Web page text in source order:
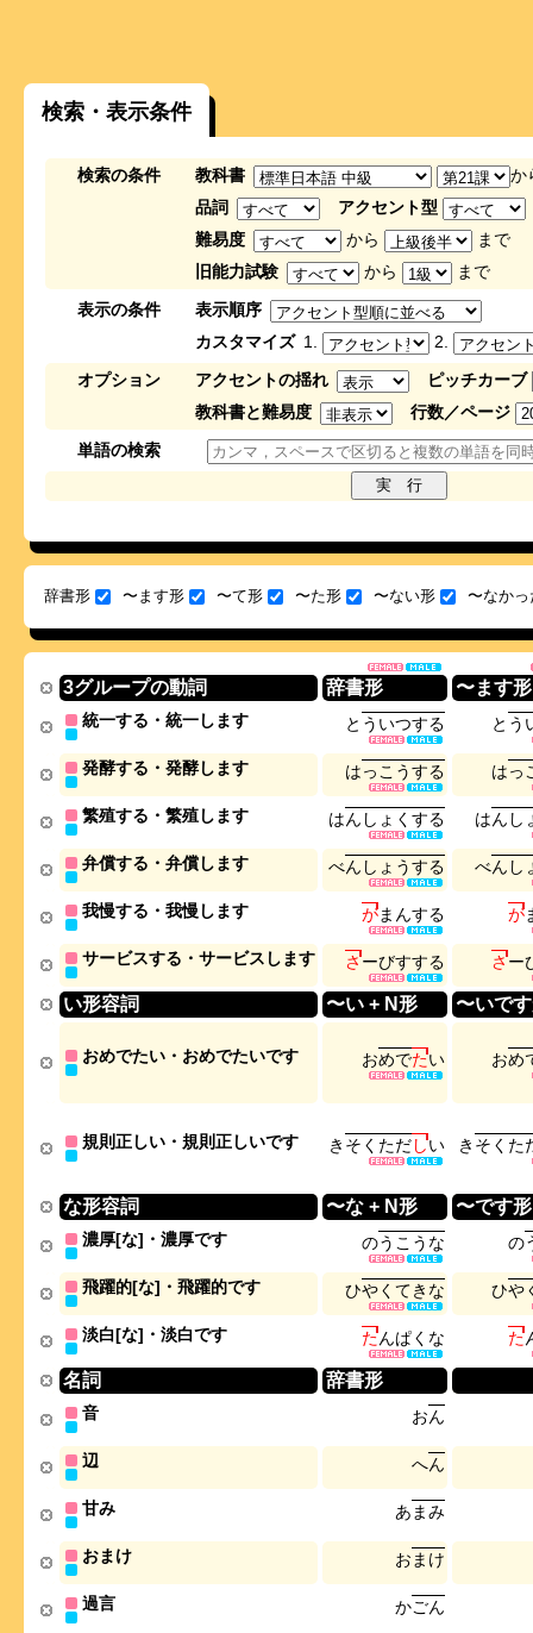
検索・表示条件
検索の条件 教科書
か
品詞
アクセント型
難易度
から
まで
旧能力試験
から
まで
表示の条件
表示順序
カスタマイズ 1.
2.
オプション
アクセントの揺れ
ピッチカーブ
教科書と難易度
行数／ページ
単語の検索
辞書形 〜ます形 〜て形 〜た形 〜ない形 〜なかっ
3グループの動詞 辞書形 〜ます形
統一する・統一します と う いつする と う
発酵する・発酵します はっ こ うする はっ
繁殖する・繁殖します はん し ょ く する はん し
弁償する・弁償します べん し ょ うする べん し
我慢する・我慢します がま んする が
サービスする・サービスします さーびすする さー
い形容詞 〜い + N形 〜いで
おめでたい・おめでたいです おめでたい おめ
規則正しい・規則正しいです き そ く ただしい き そ く た
な形容詞 〜な + N形 〜です形
濃厚[な]・濃厚です のう こ う な の
飛躍的[な]・飛躍的です ひやく てき な ひや
淡白[な]・淡白です たんぱく な た
名詞 辞書形
音 おん
辺 へん
甘み あ まみ
おまけ お ま け
過言 かごん